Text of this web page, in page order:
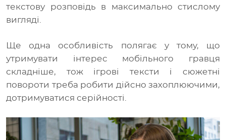
текстову розповідь в максимально стислому
вигляді.
Ще одна особливість полягає у тому, що
утримувати інтерес мобільного гравця
складніше, тож ігрові тексти і сюжетні
повороти треба робити дійсно захоплюючими,
дотримуватися серійності.